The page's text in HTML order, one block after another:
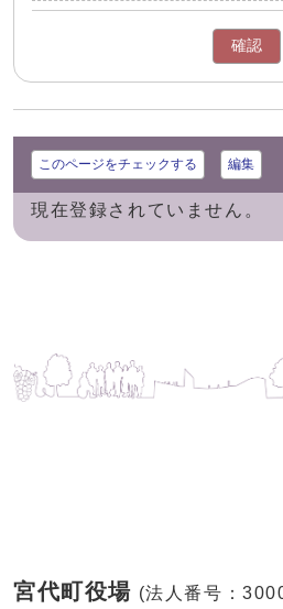
確認
このページをチェックする 編集
現在登録されていません。
宮代町役場 (法人番号：